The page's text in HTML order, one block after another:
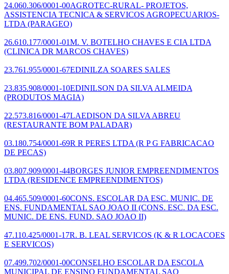
24.060.306/0001-00AGROTEC-RURAL- PROJETOS,
ASSISTENCIA TECNICA & SERVICOS AGROPECUARIOS-
LTDA (PARAGEO)
26.610.177/0001-01M. V. BOTELHO CHAVES E CIA LTDA
(CLINICA DR MARCOS CHAVES)
23.761.955/0001-67EDINILZA SOARES SALES
23.835.908/0001-10EDINILSON DA SILVA ALMEIDA
(PRODUTOS MAGIA)
22.573.816/0001-47LAEDISON DA SILVA ABREU
(RESTAURANTE BOM PALADAR)
03.180.754/0001-69R R PERES LTDA (R P G FABRICACAO
DE PECAS)
03.807.909/0001-44BORGES JUNIOR EMPREENDIMENTOS
LTDA (RESIDENCE EMPREENDIMENTOS)
04.465.509/0001-60CONS. ESCOLAR DA ESC. MUNIC. DE
ENS. FUNDAMENTAL SAO JOAO II (CONS. ESC. DA ESC.
MUNIC. DE ENS. FUND. SAO JOAO II)
47.110.425/0001-17R. B. LEAL SERVICOS (K & R LOCACOES
E SERVICOS)
07.499.702/0001-00CONSELHO ESCOLAR DA ESCOLA
MUNICIPAL DE ENSINO FUNDAMENTAL SAO